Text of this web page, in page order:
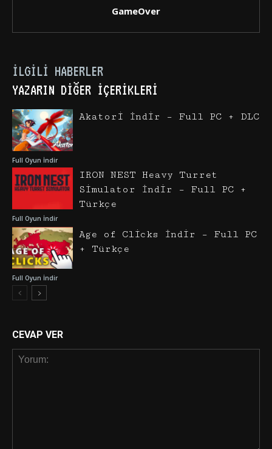
GameOver
İLGILI HABERLER
YAZARIN DIĞER İÇERIKLERI
Full Oyun İndir
Akatori İndir – Full PC + DLC
Full Oyun İndir
IRON NEST Heavy Turret
Simulator İndir – Full PC +
Türkçe
Full Oyun İndir
Age of Clicks İndir – Full PC
+ Türkçe
CEVAP VER